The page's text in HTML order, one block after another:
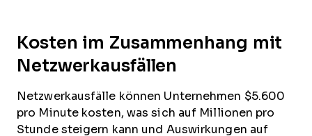
Kosten im Zusammenhang mit
Netzwerkausfällen
Netzwerkausfälle können Unternehmen $5.600
pro Minute kosten, was sich auf Millionen pro
Stunde steigern kann und Auswirkungen auf